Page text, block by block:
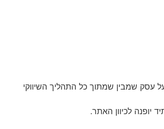
שמבין שמתוך כל התהליך השיווקי